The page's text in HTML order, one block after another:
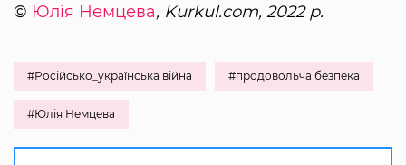
© Юлія Немцева, Kurkul.com, 2022 р.
#Російсько_українська війна #продовольча безпека
#Юлія Немцева